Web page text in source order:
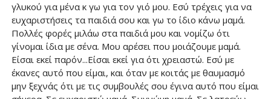
γλυκού για μένα κ γω για τον γιό μου. Εσύ τρέχεις για να
ευχαριστήσεις τα παιδιά σου και γω το ίδιο κάνω μαμά.
Πολλές φορές μιλάω στα παιδιά μου και νομίζω ότι
γίνομαι ίδια με σένα. Μου αρέσει που μοιάζουμε μαμά.
Είσαι εκεί παρόν...Είσαι εκεί για ότι χρειαστώ. Εσύ με
έκανες αυτό που είμαι, και όταν με κοιτάς με θαυμασμό
μην ξεχνάς ότι με τις συμβουλές σου έγινα αυτό που είμαι